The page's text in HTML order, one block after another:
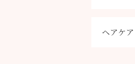
ヘアケア